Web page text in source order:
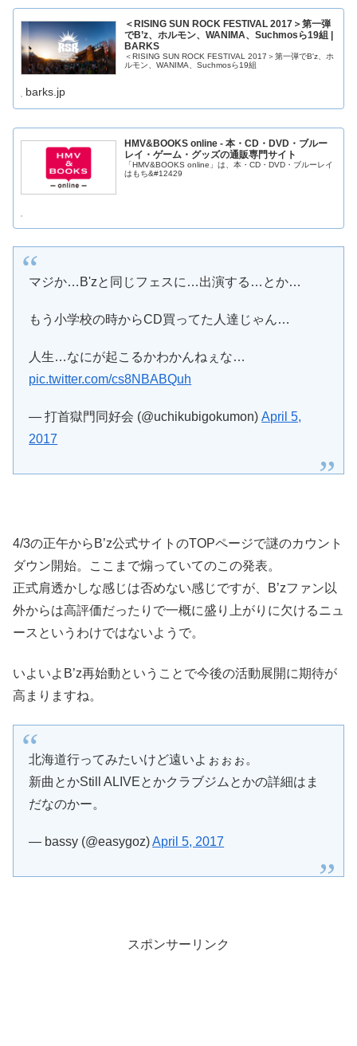
＜RISING SUN ROCK FESTIVAL 2017＞第一弾
でB’z、ホルモン、WANIMA、Suchmosら19組 |
BARKS
＜RISING SUN ROCK FESTIVAL 2017＞第一弾でB'z、ホ
ルモン、WANIMA、Suchmosら19組
barks.jp
HMV&BOOKS online - 本・CD・DVD・ブルー
レイ・ゲーム・グッズの通販専門サイト
「HMV&BOOKS online」は、本・CD・DVD・ブルーレイ
はもち&#12429
マジか…B'zと同じフェスに…出演する…とか…
もう小学校の時からCD買ってた人達じゃん…
人生…なにが起こるかわかんねぇな…
pic.twitter.com/cs8NBABQuh
— 打首獄門同好会 (@uchikubigokumon)April 5,
2017
4/3の正午からB’z公式サイトのTOPページで謎のカウント
ダウン開始。ここまで煽っていてのこの発表。
正式肩透かしな感じは否めない感じですが、B’zファン以
外からは高評価だったりで一概に盛り上がりに欠けるニュ
ースというわけではないようで。
いよいよB’z再始動ということで今後の活動展開に期待が
高まりますね。
北海道行ってみたいけど遠いよぉぉぉ。
新曲とかStill ALIVEとかクラブジムとかの詳細はま
だなのかー。
— bassy (@easygoz)April 5, 2017
スポンサーリンク